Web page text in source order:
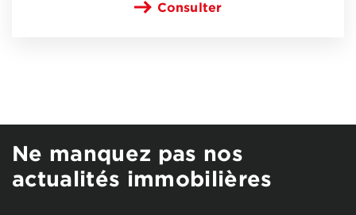
Consulter
Ne manquez pas nos
actualités immobilières